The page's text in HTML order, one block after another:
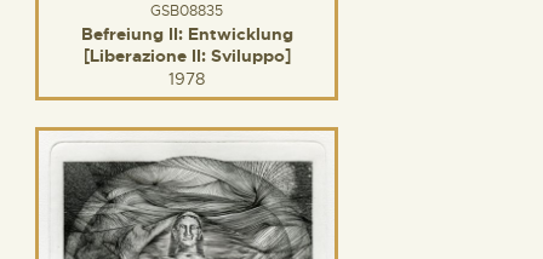
GSB08835
Befreiung II: Entwicklung
[Liberazione II: Sviluppo]
1978